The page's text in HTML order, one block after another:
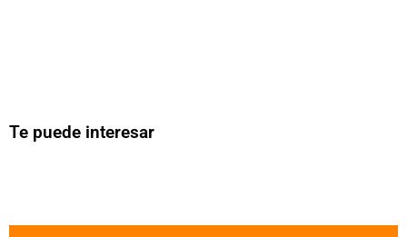
Te puede interesar